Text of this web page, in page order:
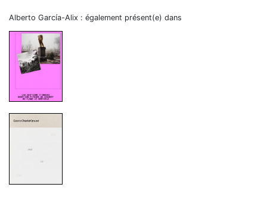
Alberto García-Alix : également présent(e) dans